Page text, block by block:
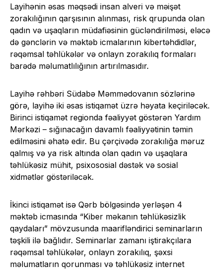
Layihənin əsas məqsədi insan alveri və məişət
zorakılığının qarşısının alınması, risk qrupunda olan
qadın və uşaqların müdafiəsinin gücləndirilməsi, eləcə
də gənclərin və məktəb icmalarının kibertəhdidlər,
rəqəmsal təhlükələr və onlayn zorakılıq formaları
barədə məlumatlılığının artırılmasıdır.
Layihə rəhbəri Südabə Məmmədovanın sözlərinə
görə, layihə iki əsas istiqamət üzrə həyata keçiriləcək.
Birinci istiqamət regionda fəaliyyət göstərən Yardım
Mərkəzi – sığınacağın davamlı fəaliyyətinin təmin
edilməsini əhatə edir. Bu çərçivədə zorakılığa məruz
qalmış və ya risk altında olan qadın və uşaqlara
təhlükəsiz mühit, psixososial dəstək və sosial
xidmətlər göstəriləcək.
İkinci istiqamət isə Qərb bölgəsində yerləşən 4
məktəb icmasında “Kiber məkanın təhlükəsizlik
qaydaları” mövzusunda maarifləndirici seminarların
təşkili ilə bağlıdır. Seminarlar zamanı iştirakçılara
rəqəmsal təhlükələr, onlayn zorakılıq, şəxsi
məlumatların qorunması və təhlükəsiz internet